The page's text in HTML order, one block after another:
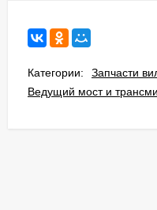
Категории:
Запчасти
Ведущий мост и